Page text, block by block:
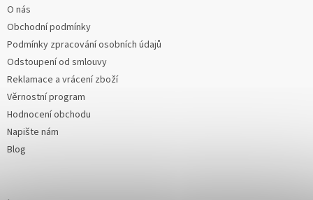
O nás
Obchodní podmínky
Podmínky zpracování osobních údajů
Odstoupení od smlouvy
Reklamace a vrácení zboží
Věrnostní program
Hodnocení obchodu
Napište nám
Blog